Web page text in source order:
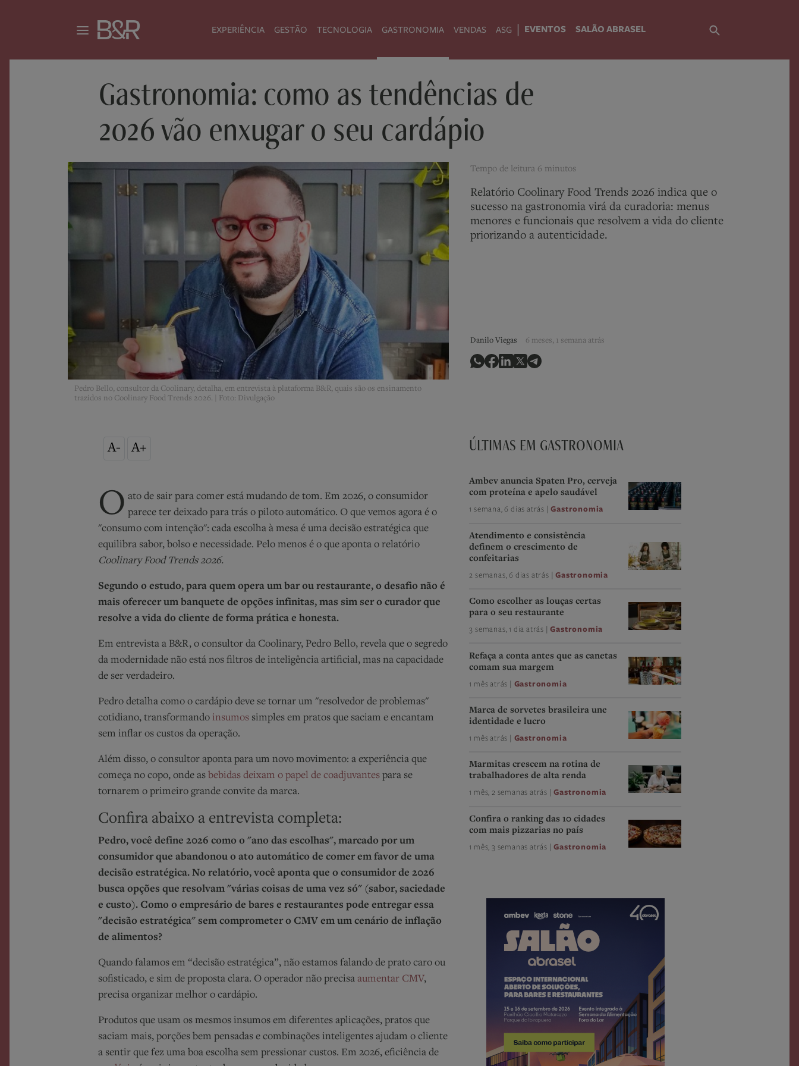
EXPERIÊNCIA GESTÃO TECNOLOGIA GASTRONOMIA VENDAS ASG | EVENTOS SALÃO ABRASEL
Gastronomia: como as tendências de
2026 vão enxugar o seu cardápio
Pedro Bello, consultor da Coolinary, detalha, em entrevista à plataforma B&R, quais são os ensinamento
trazidos no Coolinary Food Trends 2026. | Foto: Divulgação
Tempo de leitura 6 minutos
Relatório Coolinary Food Trends 2026 indica que o
sucesso na gastronomia virá da curadoria: menus
menores e funcionais que resolvem a vida do cliente
priorizando a autenticidade.
Danilo Viegas 6 meses, 1 semana atrás
A- A+
O ato de sair para comer está mudando de tom. Em 2026, o consumidor
parece ter deixado para trás o piloto automático. O que vemos agora é o
"consumo com intenção": cada escolha à mesa é uma decisão estratégica que
equilibra sabor, bolso e necessidade. Pelo menos é o que aponta o relatório
Coolinary Food Trends 2026.
Segundo o estudo, para quem opera um bar ou restaurante, o desafio não é
mais oferecer um banquete de opções infinitas, mas sim ser o curador que
resolve a vida do cliente de forma prática e honesta.
Em entrevista a B&R, o consultor da Coolinary, Pedro Bello, revela que o segredo
da modernidade não está nos filtros de inteligência artificial, mas na capacidade
de ser verdadeiro.
Pedro detalha como o cardápio deve se tornar um "resolvedor de problemas"
cotidiano, transformando insumos simples em pratos que saciam e encantam
sem inflar os custos da operação.
Além disso, o consultor aponta para um novo movimento: a experiência que
começa no copo, onde as bebidas deixam o papel de coadjuvantes para se
tornarem o primeiro grande convite da marca.
Confira abaixo a entrevista completa:
Pedro, você define 2026 como o "ano das escolhas", marcado por um
consumidor que abandonou o ato automático de comer em favor de uma
decisão estratégica. No relatório, você aponta que o consumidor de 2026
busca opções que resolvam "várias coisas de uma vez só" (sabor, saciedade
e custo). Como o empresário de bares e restaurantes pode entregar essa
"decisão estratégica" sem comprometer o CMV em um cenário de inflação
de alimentos?
Quando falamos em “decisão estratégica”, não estamos falando de prato caro ou
sofisticado, e sim de proposta clara. O operador não precisa aumentar CMV,
precisa organizar melhor o cardápio.
Produtos que usam os mesmos insumos em diferentes aplicações, pratos que
saciam mais, porções bem pensadas e combinações inteligentes ajudam o cliente
a sentir que fez uma boa escolha sem pressionar custos. Em 2026, eficiência de
ÚLTIMAS EM GASTRONOMIA
Ambev anuncia Spaten Pro, cerveja
com proteína e apelo saudável
1 semana, 6 dias atrás |Gastronomia
Atendimento e consistência
definem o crescimento de
confeitarias
2 semanas, 6 dias atrás |Gastronomia
Como escolher as louças certas
para o seu restaurante
3 semanas, 1 dia atrás |Gastronomia
Refaça a conta antes que as canetas
comam sua margem
1 mês atrás | Gastronomia
Marca de sorvetes brasileira une
identidade e lucro
1 mês atrás | Gastronomia
Marmitas crescem na rotina de
trabalhadores de alta renda
1 mês, 2 semanas atrás |Gastronomia
Confira o ranking das 10 cidades
com mais pizzarias no país
1 mês, 3 semanas atrás |Gastronomia